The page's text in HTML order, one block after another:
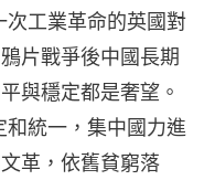
工業革命的英國對
片戰爭後中國長期
與穩定都是奢望。
統一，集中國力進
革，依舊貧窮落